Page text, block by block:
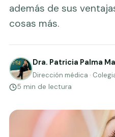
además de sus
cosas más.
Dra. Patricia Palma
Dirección médica ·
5 min de lectura